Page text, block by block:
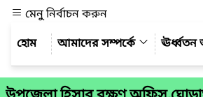
মেনু নির্বাচন করুন
আমাদের সম্পর্কে